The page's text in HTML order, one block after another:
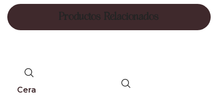
Productos Relacionados
Cera